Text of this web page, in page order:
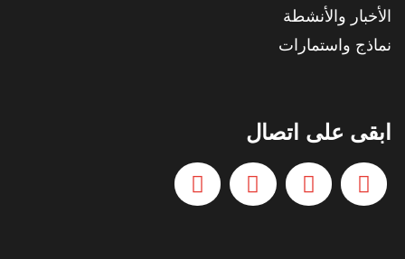
الأخبار والأنشطة
نماذج واستمارات
ابقى على اتصال